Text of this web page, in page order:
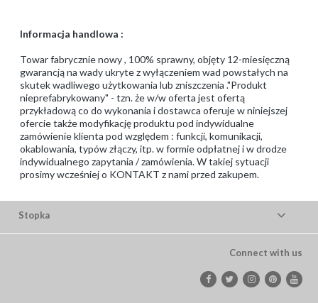
Informacja handlowa :
Towar fabrycznie nowy , 100% sprawny, objęty 12-miesięczną
gwarancją na wady ukryte z wyłączeniem wad powstałych na
skutek wadliwego użytkowania lub zniszczenia ."Produkt
nieprefabrykowany" - tzn. że w/w oferta jest ofertą
przykładową co do wykonania i dostawca oferuje w niniejszej
ofercie także modyfikację produktu pod indywidualne
zamówienie klienta pod względem : funkcji, komunikacji,
okablowania, typów złączy, itp. w formie odpłatnej i w drodze
indywidualnego zapytania / zamówienia. W takiej sytuacji
prosimy wcześniej o KONTAKT z nami przed zakupem.
Stopka
Connect with us